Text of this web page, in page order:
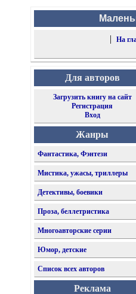
|
На
Для авторов
Загрузить книгу на сайт
Регистрация
Вход
Жанры
Фантастика, Фэнтези
Мистика, ужасы, триллеры
Детективы, боевики
Проза, беллетристика
Многоавторские серии
Юмор, детские
Список всех авторов
Реклама